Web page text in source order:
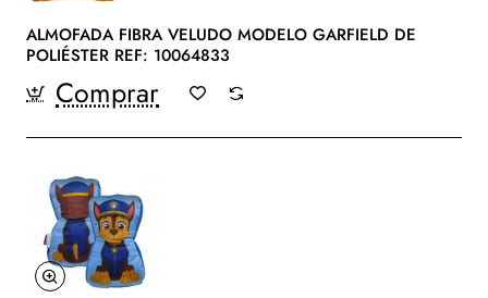
ALMOFADA FIBRA VELUDO MODELO GARFIELD DE
POLIÉSTER REF: 10064833
Comprar